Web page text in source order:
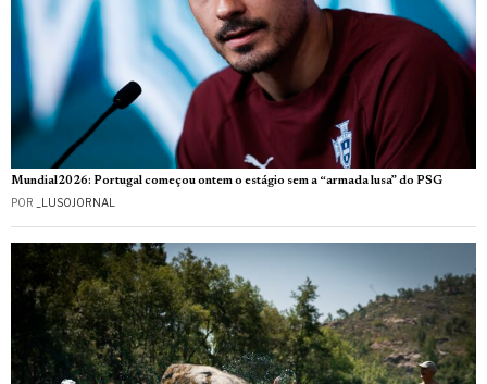
Mundial2026: Portugal começou ontem o estágio sem a “armada lusa” do PSG
POR _LUSOJORNAL